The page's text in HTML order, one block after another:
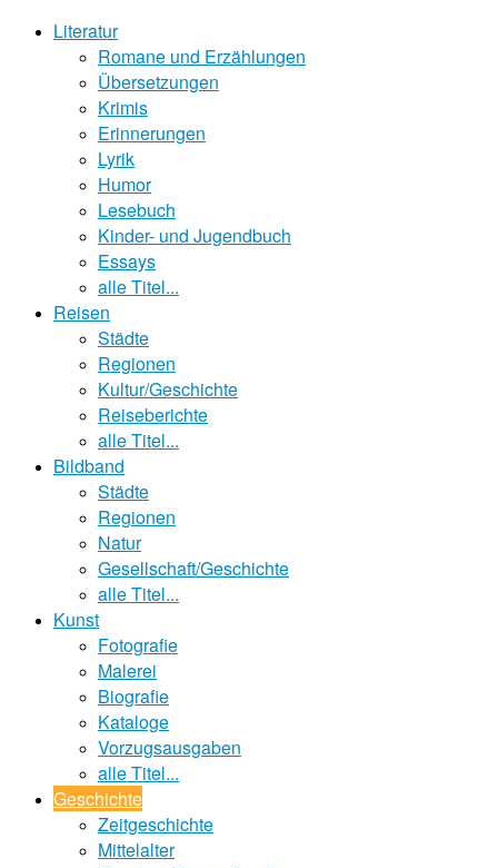
Literatur
Romane und Erzählungen
Übersetzungen
Krimis
Erinnerungen
Lyrik
Humor
Lesebuch
Kinder- und Jugendbuch
Essays
alle Titel...
Reisen
Städte
Regionen
Kultur/Geschichte
Reiseberichte
alle Titel...
Bildband
Städte
Regionen
Natur
Gesellschaft/Geschichte
alle Titel...
Kunst
Fotografie
Malerei
Biografie
Kataloge
Vorzugsausgaben
alle Titel...
Geschichte
Zeitgeschichte
Mittelalter